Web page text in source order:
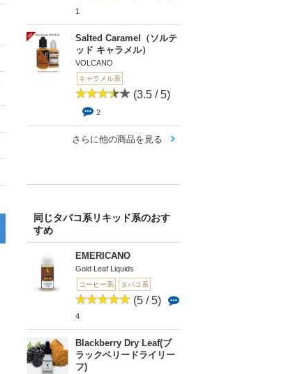
1
Salted Caramel（ソルテ
ッド キャラメル）
VOLCANO
キャラメル系
(3.5 / 5)
2
さらに他の商品を見る
同じタバコ系リキッド系のおす
すめ
EMERICANO
Gold Leaf Liquids
コーヒー系 タバコ系
(5 / 5)
4
Blackberry Dry Leaf(ブ
ラックベリードライリー
フ)